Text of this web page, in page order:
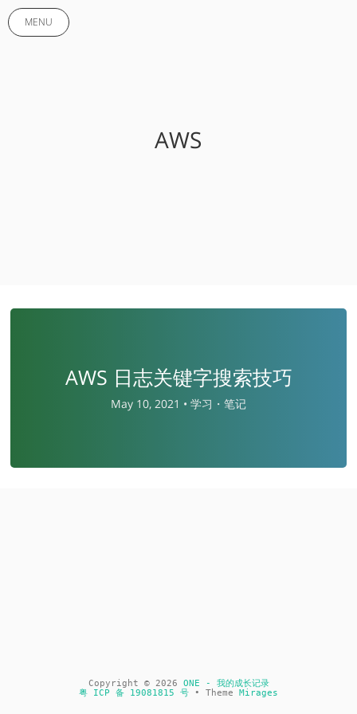
MENU
AWS
AWS 日志关键字搜索技巧
May 10, 2021 • 学习・笔记
Copyright © 2026 ONE - 我的成长记录
粤 ICP 备 19081815 号 • Theme Mirages